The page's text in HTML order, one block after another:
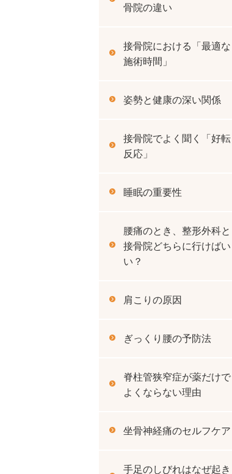
骨院の違い
接骨院における「最適な
施術時間」
姿勢と健康の深い関係
接骨院でよく聞く「好転
反応」
睡眠の重要性
腰痛のとき、整形外科と
接骨院どちらに行けばい
い？
肩こりの原因
ぎっくり腰の予防法
脊柱管狭窄症が薬だけで
よくならない理由
坐骨神経痛のセルフケア
手足のしびれはなぜ起き